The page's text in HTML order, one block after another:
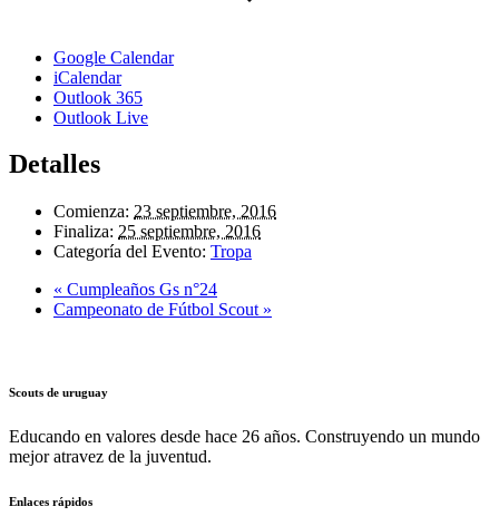
Google Calendar
iCalendar
Outlook 365
Outlook Live
Detalles
Comienza: 23 septiembre, 2016
Finaliza: 25 septiembre, 2016
Categoría del Evento: Tropa
« Cumpleaños Gs n°24
Campeonato de Fútbol Scout »
Scouts de uruguay
Educando en valores desde hace 26 años. Construyendo un mundo
mejor atravez de la juventud.
Enlaces rápidos